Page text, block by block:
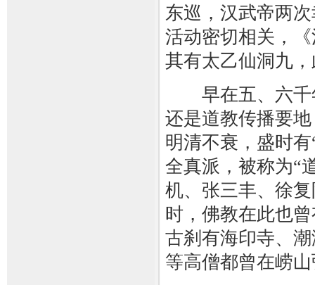
东巡，汉武帝两
活动密切相关，
其有太乙仙洞九
早在五、六千
还是道教传播要
明清不衰，盛时
全真派，被称为“
机、张三丰、徐
时，佛教在此也
古刹有海印寺、
等高僧都曾在崂